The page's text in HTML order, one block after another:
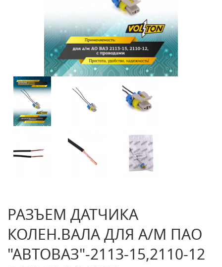
РАЗЪЕМ ДАТЧИКА
КОЛЕН.ВАЛА ДЛЯ А/М ПАО
"АВТОВАЗ"-2113-15,2110-12